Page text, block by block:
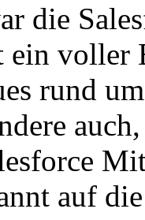
die
ein
rund
auf